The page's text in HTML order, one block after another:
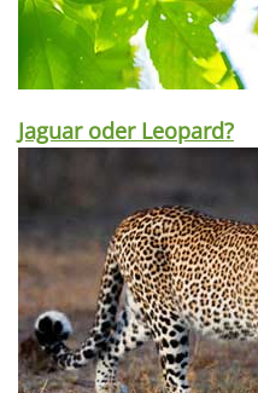
Jaguar oder Leopard?